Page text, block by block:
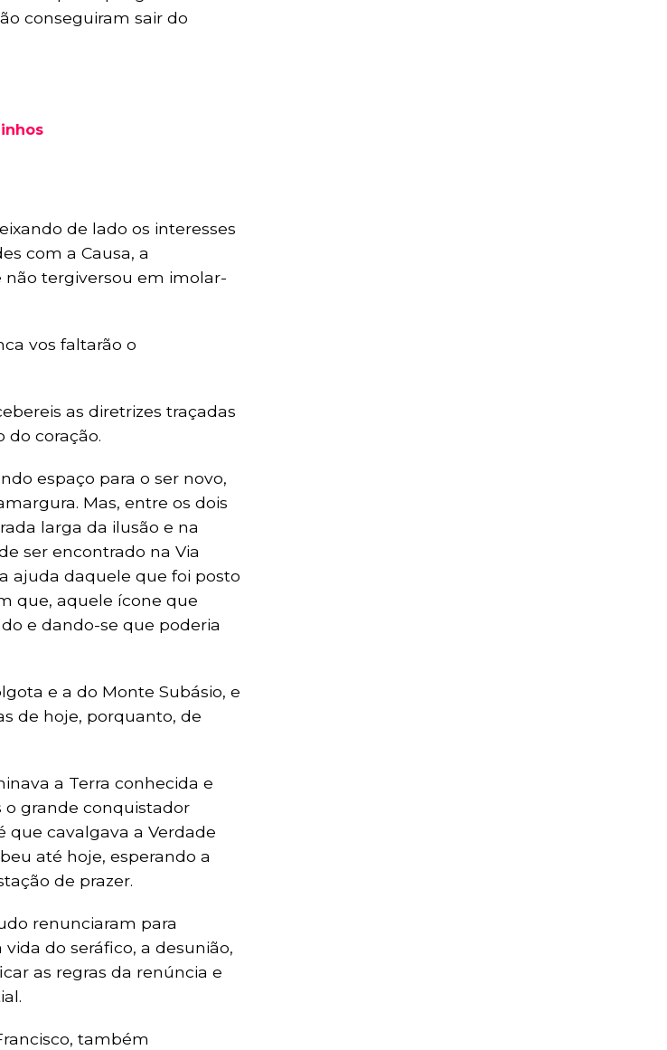
conseguiram sair do
de lado os interesses
com a Causa, a
não tergiversou em imolar-
vos faltarão o
as diretrizes traçadas
do coração.
espaço para o ser novo,
Mas, entre os dois
larga da ilusão e na
ser encontrado na Via
ajuda daquele que foi posto
que, aquele ícone que
e dando-se que poderia
e a do Monte Subásio, e
de hoje, porquanto, de
a Terra conhecida e
o grande conquistador
que cavalgava a Verdade
até hoje, esperando a
de prazer.
renunciaram para
do seráfico, a desunião,
as regras da renúncia e
também